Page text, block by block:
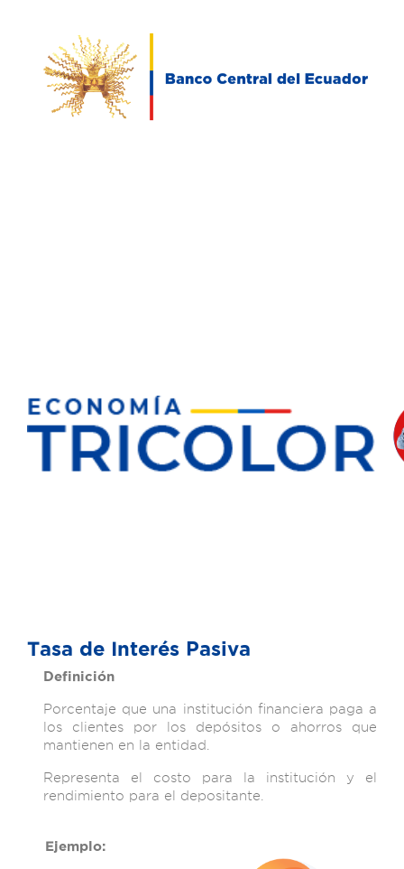
Tasa de Interés Pasiva
Definición
Porcentaje que una institución financiera paga a
los clientes por los depósitos o ahorros que
mantienen en la entidad.
Representa el costo para la institución y el
rendimiento para el depositante.
Ejemplo: